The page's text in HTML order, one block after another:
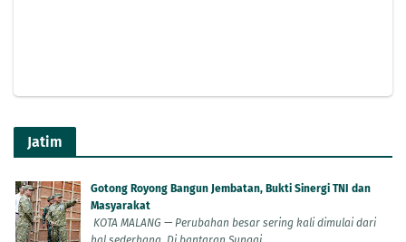
Jatim
Gotong Royong Bangun Jembatan, Bukti Sinergi TNI dan
Masyarakat
KOTA MALANG — Perubahan besar sering kali dimulai dari